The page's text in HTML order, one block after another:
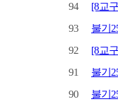
94
[8교
93
불기
92
[8교
91
불기
90
불기